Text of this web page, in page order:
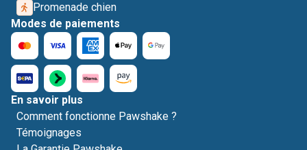
Promenade chien
Modes de paiements
En savoir plus
Comment fonctionne Pawshake ?
Témoignages